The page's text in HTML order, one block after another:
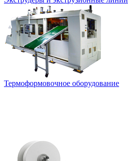
Термоформовочное оборудование